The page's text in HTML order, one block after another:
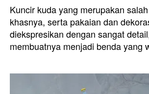
Kuncir kuda yang merupakan
khasnya, serta pakaian dan
diekspresikan dengan sangat
membuatnya menjadi benda yang